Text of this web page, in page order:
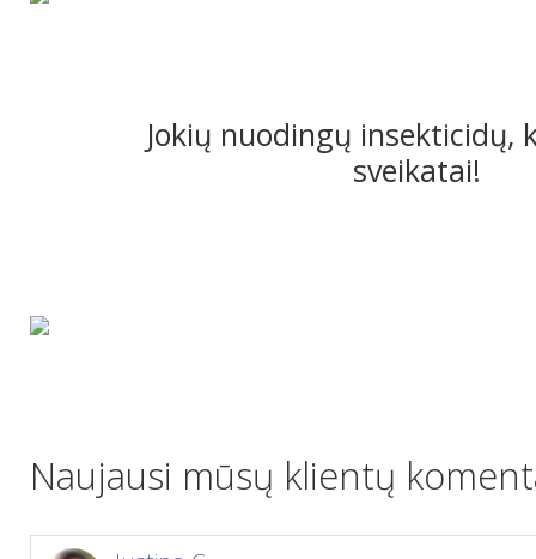
Jokių nuodingų insekticidų,
sveikatai!
Naujausi mūsų klientų